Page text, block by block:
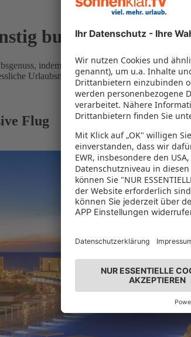
buchen
indem Flug und Hotel in einem Paket
Urlaubsmomente erleben!
Flug